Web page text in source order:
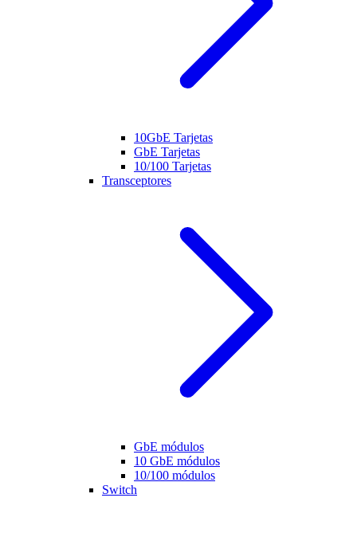
10GbE Tarjetas
GbE Tarjetas
10/100 Tarjetas
Transceptores
GbE módulos
10 GbE módulos
10/100 módulos
Switch